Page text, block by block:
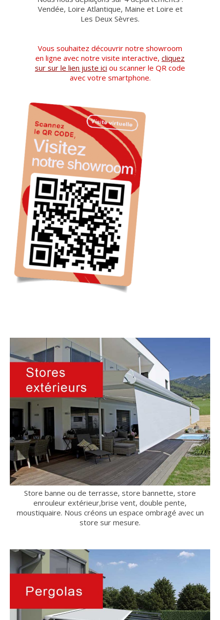
Vendée, Loire Atlantique, Maine et Loire et
Les Deux Sèvres.
Vous souhaitez découvrir notre showroom
en ligne avec notre visite interactive, cliquez
sur sur le lien juste ici ou scanner le QR code
avec votre smartphone.
Store banne ou de terrasse, store bannette, store
enrouleur extérieur,brise vent, double pente,
moustiquaire. Nous créons un espace ombragé avec un
store sur mesure.